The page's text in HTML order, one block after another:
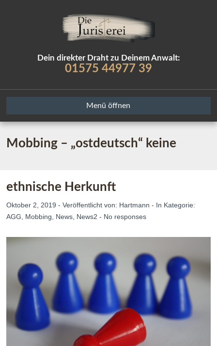
Dein direkter Draht zu Deinem Anwalt:
01575 44977 39
Menü öffnen
Mobbing – „ostdeutsch“ keine
ethnische Herkunft
Oktober 2, 2019 - Veröffentlicht von: Hartmann - In Kategorie:
AGG
Mobbing News News2 - No responses